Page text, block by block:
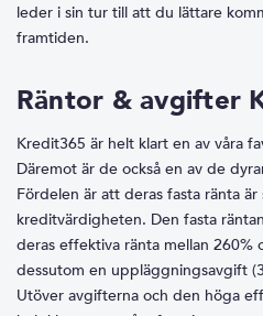
leder i sin tur till att du lättare
framtiden.
Räntor & avgifter
Kredit365 är helt klart en av våra
Däremot är de också en av de
Fördelen är att deras fasta ränta
kreditvärdigheten. Den fasta
deras effektiva ränta mellan 260%
dessutom en uppläggningsavgift
Utöver avgifterna och den höga